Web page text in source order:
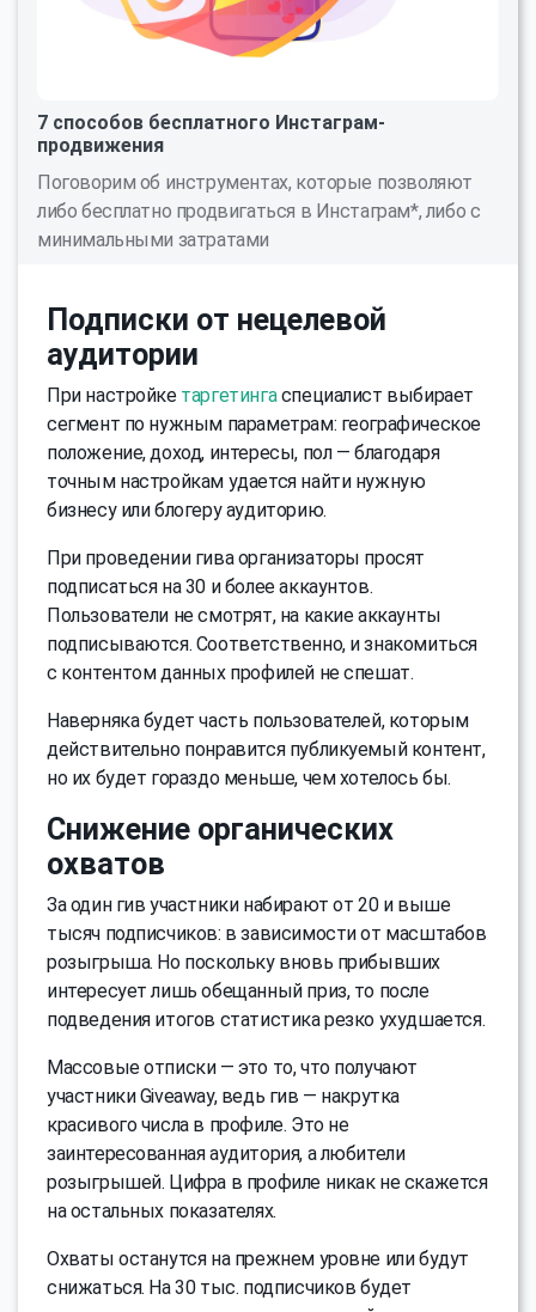
7 способов бесплатного Инстаграм-
продвижения
Поговорим об инструментах, которые позволяют
либо бесплатно продвигаться в Инстаграм*, либо с
минимальными затратами
Подписки от нецелевой
аудитории
При настройке таргетингаспециалист выбирает
сегмент по нужным параметрам: географическое
положение, доход, интересы, пол — благодаря
точным настройкам удается найти нужную
бизнесу или блогеру аудиторию.
При проведении гива организаторы просят
подписаться на 30 и более аккаунтов.
Пользователи не смотрят, на какие аккаунты
подписываются. Соответственно, и знакомиться
с контентом данных профилей не спешат.
Наверняка будет часть пользователей, которым
действительно понравится публикуемый контент,
но их будет гораздо меньше, чем хотелось бы.
Снижение органических
охватов
За один гив участники набирают от 20 и выше
тысяч подписчиков: в зависимости от масштабов
розыгрыша. Но поскольку вновь прибывших
интересует лишь обещанный приз, то после
подведения итогов статистика резко ухудшается.
Массовые отписки — это то, что получают
участники Giveaway, ведь гив — накрутка
красивого числа в профиле. Это не
заинтересованная аудитория, а любители
розыгрышей. Цифра в профиле никак не скажется
на остальных показателях.
Охваты останутся на прежнем уровне или будут
снижаться. На 30 тыс. подписчиков будет